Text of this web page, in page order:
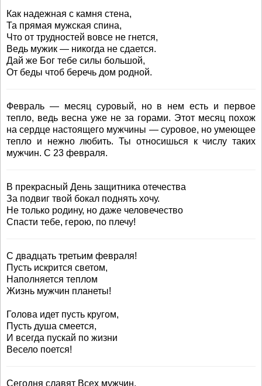
Как надежная с камня стена,
Та прямая мужская спина,
Что от трудностей вовсе не гнется,
Ведь мужик — никогда не сдается.
Дай же Бог тебе силы большой,
От беды чтоб беречь дом родной.
Февраль — месяц суровый, но в нем есть и первое
тепло, ведь весна уже не за горами. Этот месяц похож
на сердце настоящего мужчины — суровое, но умеющее
тепло и нежно любить. Ты относишься к числу таких
мужчин. С 23 февраля.
В прекрасный День защитника отечества
За подвиг твой бокал поднять хочу.
Не только родину, но даже человечество
Спасти тебе, герою, по плечу!
С двадцать третьим февраля!
Пусть искрится светом,
Наполняется теплом
Жизнь мужчин планеты!
Голова идет пусть кругом,
Пусть душа смеется,
И всегда пускай по жизни
Весело поется!
Сегодня славят Всех мужчин,